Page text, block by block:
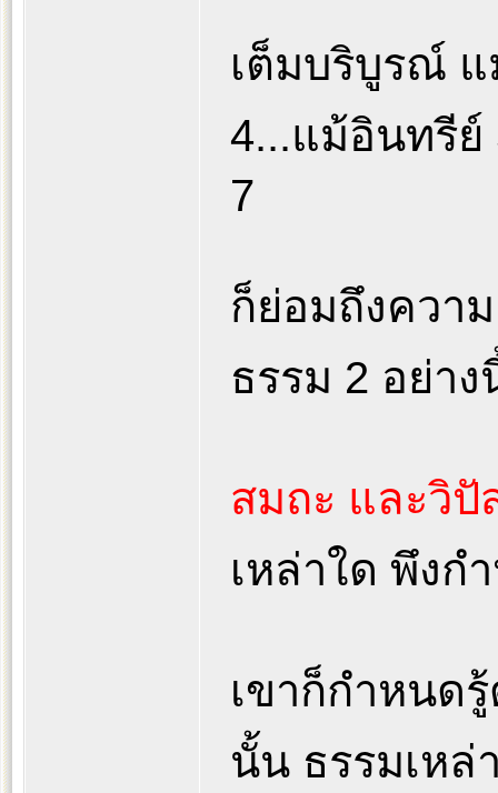
เต็มบริบูรณ์
4...แม้อินทรี
7
ก็ย่อมถึงควา
ธรรม 2 อย่า
สมถะ และวิปั
เหล่าใด พึง
เขาก็กำหนด
นั้น ธรรมเห